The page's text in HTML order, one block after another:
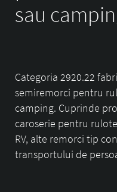
sau
Categoria 2920.22
semiremorci pentru
camping. Cuprinde
caroserie pentru
RV, alte remorci tip
transportului de